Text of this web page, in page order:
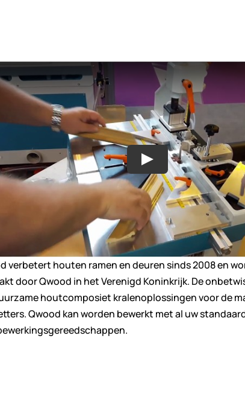
verbetert houten ramen en deuren sinds 2008 en
door Qwood in het Verenigd Koninkrijk. De
houtcomposiet kralenoplossingen voor de
Qwood kan worden bewerkt met al uw